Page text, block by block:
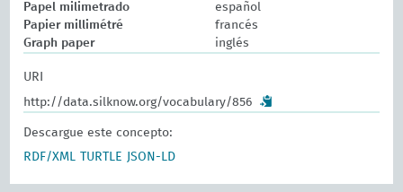
Papel milimetrado
español
Papier millimétré
francés
Graph paper
inglés
URI
http://data.silknow.org/vocabulary/856
Descargue este concepto:
RDF/XML
TURTLE JSON-LD